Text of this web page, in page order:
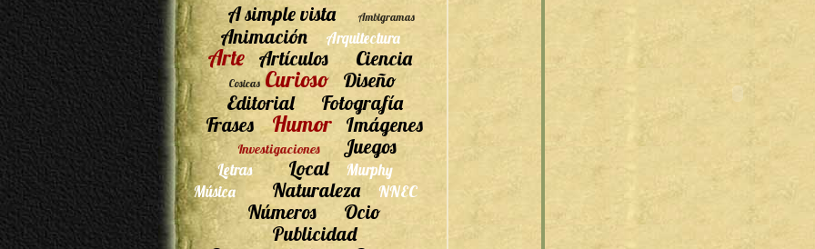
A simple vista Ambigramas
Animación Arquitectura
Arte Artículos Ciencia
Cosicas Curioso
Diseño
Editorial
Fotografía
Frases
Humor Imágenes
Investigaciones Juegos
Letras Local
Murphy
Música
Naturaleza NNEC
Números
Ocio
Publicidad